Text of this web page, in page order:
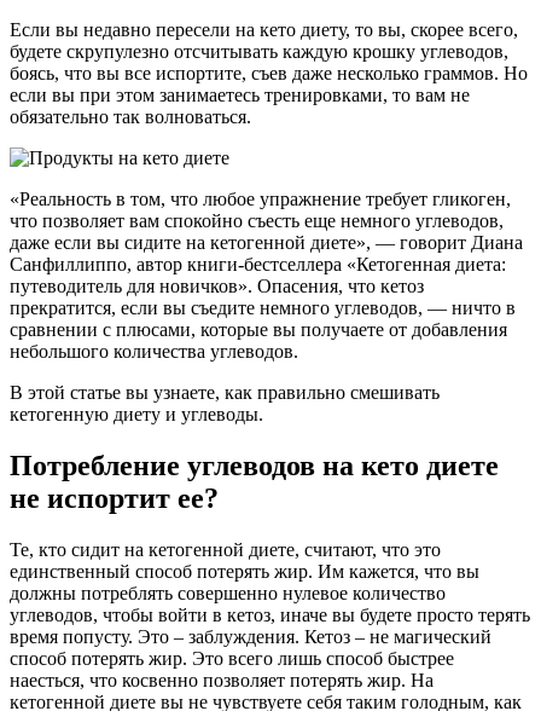
Если вы недавно пересели на кето диету, то вы, скорее всего,
будете скрупулезно отсчитывать каждую крошку углеводов,
боясь, что вы все испортите, съев даже несколько граммов. Но
если вы при этом занимаетесь тренировками, то вам не
обязательно так волноваться.
«Реальность в том, что любое упражнение требует гликоген,
что позволяет вам спокойно съесть еще немного углеводов,
даже если вы сидите на кетогенной диете», — говорит Диана
Санфиллиппо, автор книги-бестселлера «Кетогенная диета:
путеводитель для новичков». Опасения, что кетоз
прекратится, если вы съедите немного углеводов, — ничто в
сравнении с плюсами, которые вы получаете от добавления
небольшого количества углеводов.
В этой статье вы узнаете, как правильно смешивать
кетогенную диету и углеводы.
Потребление углеводов на кето диете
не испортит ее?
Те, кто сидит на кетогенной диете, считают, что это
единственный способ потерять жир. Им кажется, что вы
должны потреблять совершенно нулевое количество
углеводов, чтобы войти в кетоз, иначе вы будете просто терять
время попусту. Это – заблуждения. Кетоз – не магический
способ потерять жир. Это всего лишь способ быстрее
наесться, что косвенно позволяет потерять жир. На
кетогенной диете вы не чувствуете себя таким голодным, как